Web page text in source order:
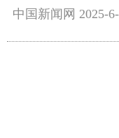
中国新闻网 2025-